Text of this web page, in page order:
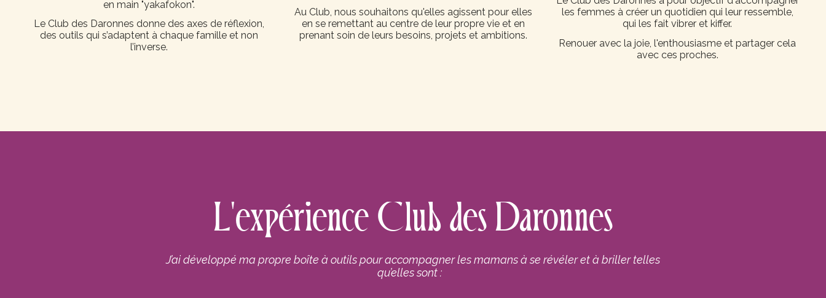
en main "yakafokon".
Le Club des Daronnes donne des axes de réflexion,
des outils qui s’adaptent à chaque famille et non
l’inverse.
Au Club, nous souhaitons qu'elles agissent pour elles
en se remettant au centre de leur propre vie et en
prenant soin de leurs besoins, projets et ambitions.
les femmes à créer un quotidien qui leur ressemble,
qui les fait vibrer et kiffer.
Renouer avec la joie, l'enthousiasme et partager cela
avec ces proches.
L'expérience Club des Daronnes
J’ai développé ma propre boîte à outils pour accompagner les mamans à se révéler et à briller telles
qu’elles sont :